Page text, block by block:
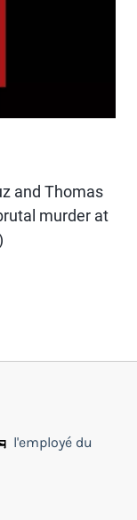
and Thomas
murder at
l'employé du